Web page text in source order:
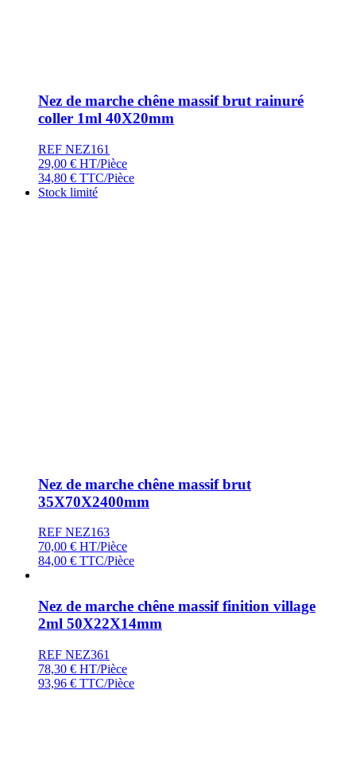
Nez de marche chêne massif brut rainuré
coller 1ml 40X20mm
REF NEZ161
29,00 € HT/Pièce
34,80 € TTC/Pièce
Stock limité
Nez de marche chêne massif brut
35X70X2400mm
REF NEZ163
70,00 € HT/Pièce
84,00 € TTC/Pièce
Nez de marche chêne massif finition village
2ml 50X22X14mm
REF NEZ361
78,30 € HT/Pièce
93,96 € TTC/Pièce